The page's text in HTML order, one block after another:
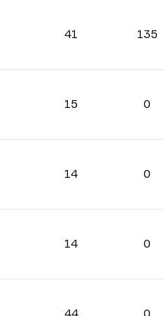
41 135
15 0
14 0
14 0
44 0